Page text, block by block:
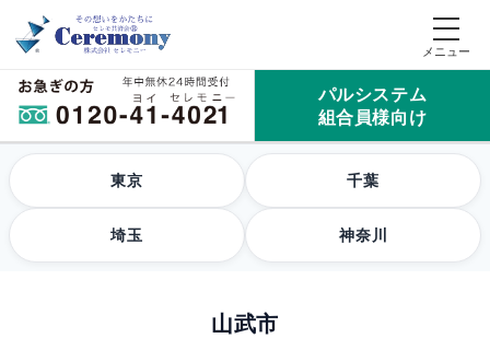
パルシステム
組合員様向け
東京 千葉
埼玉 神奈川
山武市